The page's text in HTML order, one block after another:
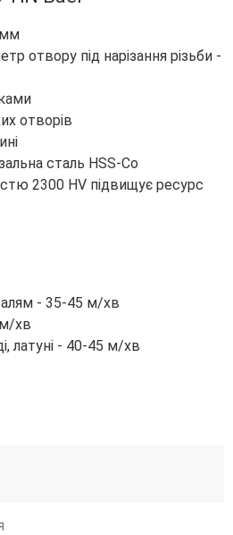
отвору під нарізання різьби -
отворів
сталь HSS-Co
2300 HV підвищує ресурс
- 35-45 м/хв
хв
латуні - 40-45 м/хв